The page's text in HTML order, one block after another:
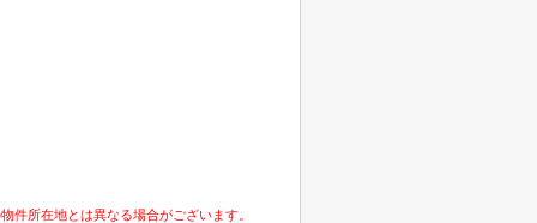
件所在地とは異なる場合がございます。